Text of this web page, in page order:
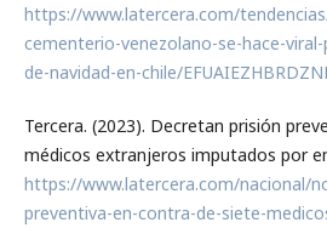
https://www.latercera.com/
cementerio-venezolano-se-hace-
de-navidad-en-chile/
Tercera. (2023). Decretan prisión
médicos extranjeros imputados por
https://www.latercera.com/nacional/
preventiva-en-contra-de-siete-